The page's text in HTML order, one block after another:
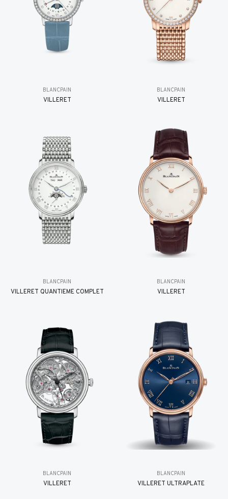
BLANCPAIN
VILLERET
BLANCPAIN
VILLERET
BLANCPAIN
VILLERET QUANTIÈME COMPLET
BLANCPAIN
VILLERET
BLANCPAIN
VILLERET
BLANCPAIN
VILLERET ULTRAPLATE